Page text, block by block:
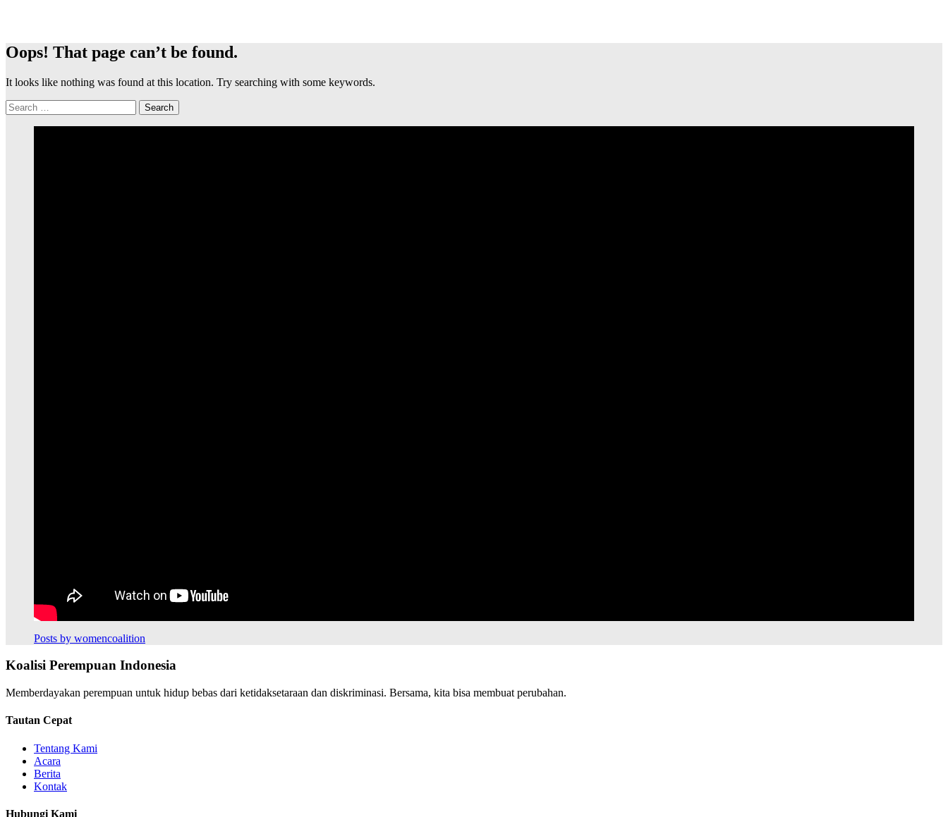
Oops! That page can’t be found.
It looks like nothing was found at this location. Try searching with some keywords.
Search
for:
Posts by womencoalition
Koalisi Perempuan Indonesia
Memberdayakan perempuan untuk hidup bebas dari ketidaksetaraan dan diskriminasi. Bersama, kita bisa membuat perubahan.
Tautan Cepat
Tentang Kami
Acara
Berita
Kontak
Hubungi Kami